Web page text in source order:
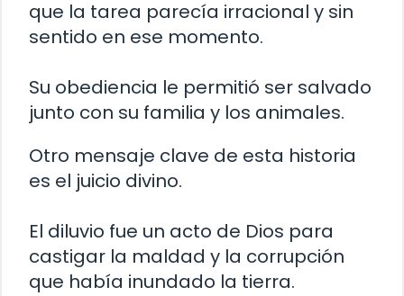
que la tarea parecía irracional y sin
sentido en ese momento.
Su obediencia le permitió ser salvado
junto con su familia y los animales.
Otro mensaje clave de esta historia
es el juicio divino.
El diluvio fue un acto de Dios para
castigar la maldad y la corrupción
que había inundado la tierra.